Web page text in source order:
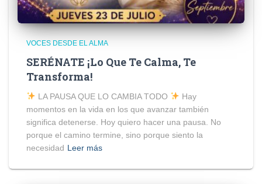
VOCES DESDE EL ALMA
SERÉNATE ¡Lo Que Te Calma, Te
Transforma!
LA PAUSA QUE LO CAMBIA TODO
Hay
momentos en la vida en los que avanzar también
significa detenerse. Hoy quiero hacer una pausa. No
porque el camino termine, sino porque siento la
necesidad Leer más